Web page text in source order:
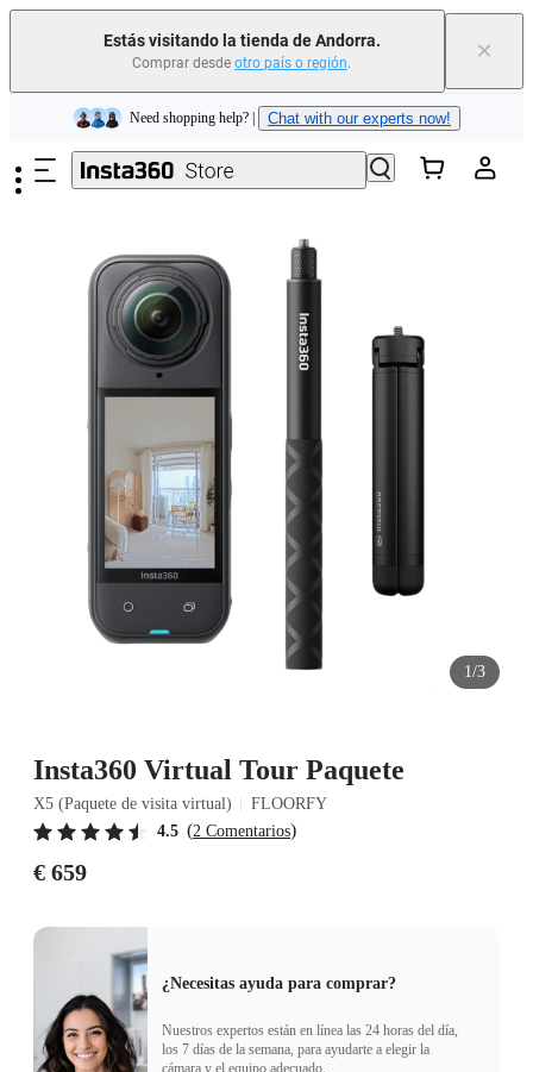
Estás visitando la tienda de Andorra.
Comprar desde otro país o región. ×
Saltar al contenido principal
Need shopping help? | Chat with our experts now!
Insta360 Luna Ultra |Ya disponible| Envío gratuito
1/3
Insta360 Virtual Tour Paquete
X5 (Paquete de visita virtual)
FLOORFY
4.5 (2 Comentarios)
€ 659
¿Necesitas ayuda para comprar?
Nuestros expertos están en línea las 24 horas del día,
los 7 días de la semana, para ayudarte a elegir la